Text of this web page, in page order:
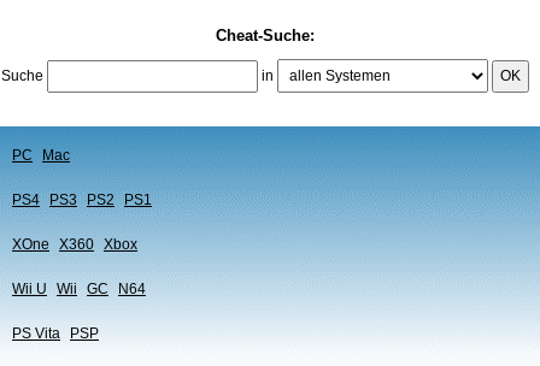
Cheat-Suche:
Suche in OK
PC Mac
PS4 PS3 PS2 PS1
XOne X360 Xbox
Wii U Wii GC N64
PS Vita PSP